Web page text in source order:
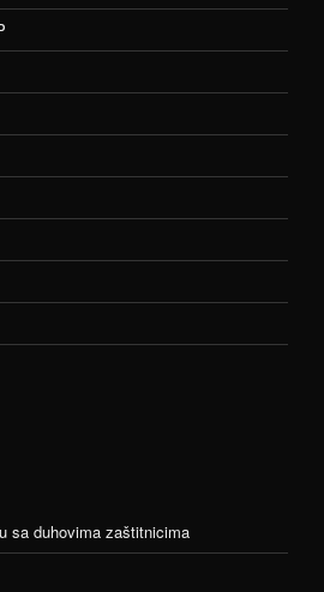
sa duhovima zaštitnicima